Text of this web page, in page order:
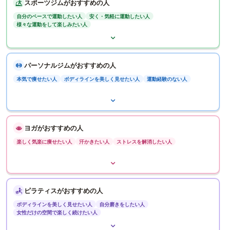
スポーツジムがおすすめの人
自分のペースで運動したい人
安く・気軽に運動したい人
様々な運動をして楽しみたい人
パーソナルジムがおすすめの人
本気で痩せたい人 ボディラインを美しく見せたい人 運動経験のない人
ヨガがおすすめの人
楽しく気楽に痩せたい人 汗かきたい人 ストレスを解消したい人
ピラティスがおすすめの人
ボディラインを美しく見せたい人
自分磨きをしたい人
女性だけの空間で楽しく続けたい人